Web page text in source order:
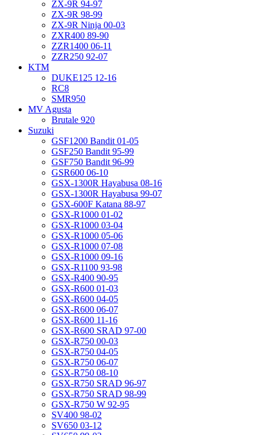
ZX-9R 94-97
ZX-9R 98-99
ZX-9R Ninja 00-03
ZXR400 89-90
ZZR1400 06-11
ZZR250 92-07
KTM
DUKE125 12-16
RC8
SMR950
MV Agusta
Brutale 920
Suzuki
GSF1200 Bandit 01-05
GSF250 Bandit 95-99
GSF750 Bandit 96-99
GSR600 06-10
GSX-1300R Hayabusa 08-16
GSX-1300R Hayabusa 99-07
GSX-600F Katana 88-97
GSX-R1000 01-02
GSX-R1000 03-04
GSX-R1000 05-06
GSX-R1000 07-08
GSX-R1000 09-16
GSX-R1100 93-98
GSX-R400 90-95
GSX-R600 01-03
GSX-R600 04-05
GSX-R600 06-07
GSX-R600 11-16
GSX-R600 SRAD 97-00
GSX-R750 00-03
GSX-R750 04-05
GSX-R750 06-07
GSX-R750 08-10
GSX-R750 SRAD 96-97
GSX-R750 SRAD 98-99
GSX-R750 W 92-95
SV400 98-02
SV650 03-12